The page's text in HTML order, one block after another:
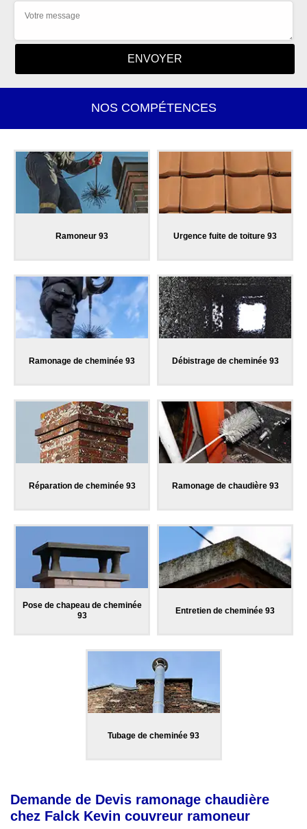
NOS COMPÉTENCES
Ramoneur 93 Urgence fuite de toiture 93
Ramonage de cheminée 93 Débistrage de cheminée 93
Réparation de cheminée 93 Ramonage de chaudière 93
Pose de chapeau de cheminée
93
Entretien de cheminée 93
Tubage de cheminée 93
Demande de Devis ramonage chaudière
chez Falck Kevin couvreur ramoneur